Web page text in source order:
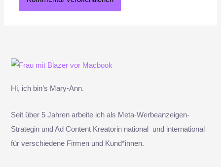
Hi, ich bin’s Mary-Ann.
Seit über 5 Jahren arbeite ich als Meta-Werbeanzeigen-
Strategin und Ad Content Kreatorin national und international
für verschiedene Firmen und Kund*innen.